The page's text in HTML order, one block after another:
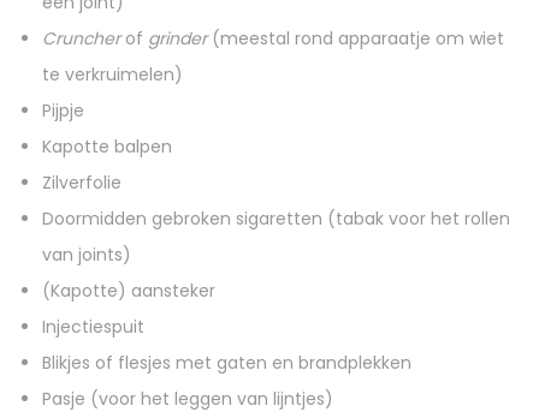
Cruncherof grinder(meestal rond apparaatje om wiet
te verkruimelen)
Pijpje
Kapotte balpen
Zilverfolie
Doormidden gebroken sigaretten (tabak voor het rollen
van joints)
(Kapotte) aansteker
Injectiespuit
Blikjes of flesjes met gaten en brandplekken
Pasje (voor het leggen van lijntjes)